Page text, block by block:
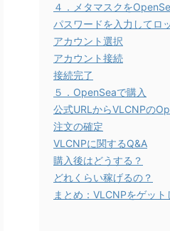
４．メタマスクを
パスワードを入力してロ
アカウント選択
アカウント接続
接続完了
５．OpenSeaで購入
公式URLからVLCNPの
注文の確定
VLCNPに関するQ&A
購入後はどうする？
どれくらい稼げるの？
まとめ：VLCNPをゲット